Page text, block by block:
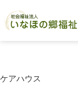
ケアハウス